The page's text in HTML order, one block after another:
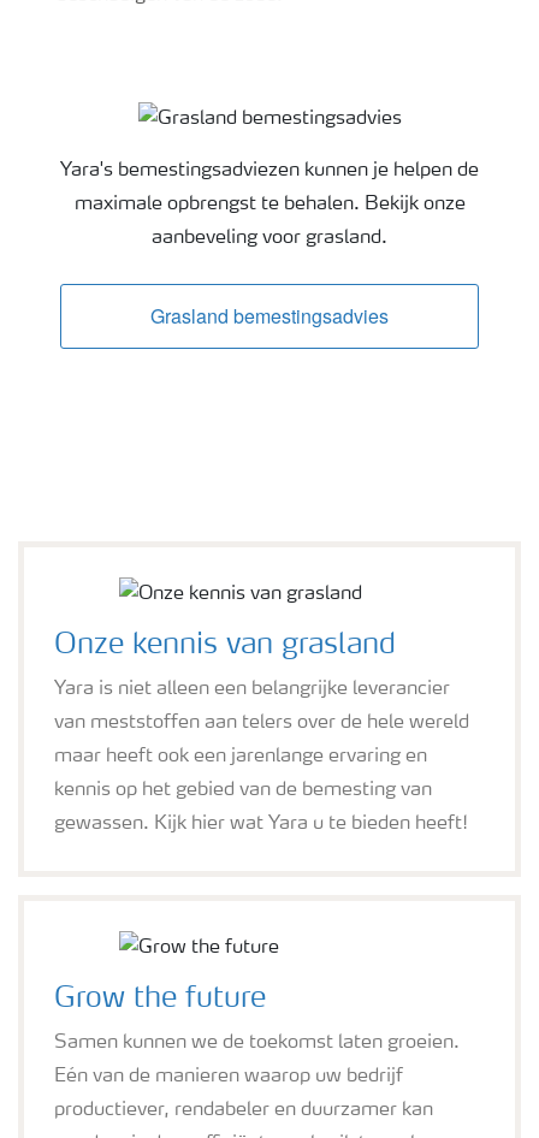
Grasland bemestingsadvies
Yara's bemestingsadviezen kunnen je helpen de
maximale opbrengst te behalen. Bekijk onze
aanbeveling voor grasland.
Grasland bemestingsadvies
Onze kennis van grasland
Yara is niet alleen een belangrijke leverancier
van meststoffen aan telers over de hele wereld
maar heeft ook een jarenlange ervaring en
kennis op het gebied van de bemesting van
gewassen. Kijk hier wat Yara u te bieden heeft!
Grow the future
Samen kunnen we de toekomst laten groeien.
Eén van de manieren waarop uw bedrijf
productiever, rendabeler en duurzamer kan